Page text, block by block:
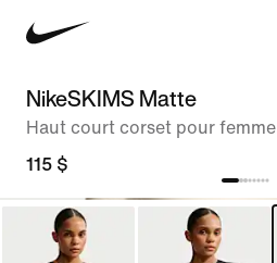
NikeSKIMS Matte
Haut court corset pour femme
115 $